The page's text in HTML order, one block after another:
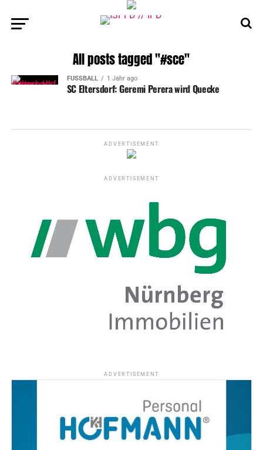
All posts tagged "#sce"
FUSSBALL 1 Jahr ago
SC Eltersdorf: Geremi Perera wird Quecke
ADVERTISEMENT
ADVERTISEMENT
ADVERTISEMENT